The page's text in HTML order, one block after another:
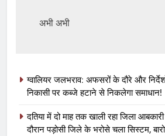
अभी अभी
ग्वालियर जलभराव: अफसरों के दौरे और
निकासी पर कब्जे हटाने से निकलेगा समाधान!
दतिया में दो माह तक खाली रहा जिला
दौरान पड़ोसी जिले के भरोसे चला सिस्टम,